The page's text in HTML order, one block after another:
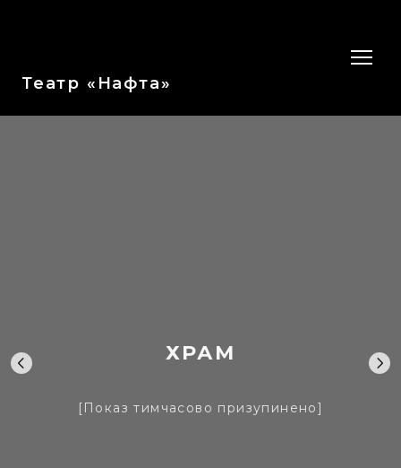
Театр «Нафта»
ХРАМ
[Показ тимчасово призупинено]